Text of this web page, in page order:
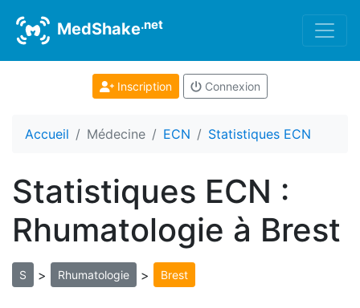
MedShake.net
Inscription Connexion
Accueil Médecine ECN Statistiques ECN
Statistiques ECN :
Rhumatologie à Brest
S > Rhumatologie > Brest